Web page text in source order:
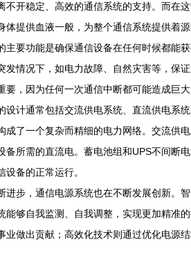
不开稳定、高效的通信系统的支持。而
体提供血液一般，为整个通信系统提供着源
要功能是确保通信设备在任何时候都能获
发情况下，如电力故障、自然灾害等，保
要，因为任何一次通信中断都可能造成巨大
设计通常包括交流供电系统、直流供电系
成了一个复杂而精细的电力网络。交流供
备所需的直流电。蓄电池组和UPS不间断
备的正常运行。
步，通信电源系统也在不断发展创新。智
能够自我监测、自我调整，实现更加精准
业做出贡献；高效化技术则通过优化电源